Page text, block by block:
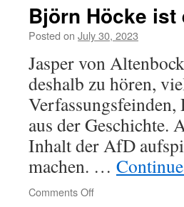
Klimapolitik
Björn Höcke ist
Posted on July 30, 2023
Jasper von
deshalb zu hören,
Verfassungsfeinden,
aus der Geschichte.
Inhalt der AfD
machen. …
Comments Offon